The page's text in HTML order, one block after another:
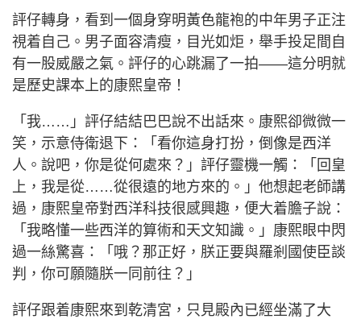
評仔轉身，看到一個身穿明黃色龍袍的中年男子正注
視着自己。男子面容清瘦，目光如炬，舉手投足間自
有一股威嚴之氣。評仔的心跳漏了一拍——這分明就
是歷史課本上的康熙皇帝！
「我……」評仔結結巴巴說不出話來。康熙卻微微一
笑，示意侍衛退下：「看你這身打扮，倒像是西洋
人。說吧，你是從何處來？」評仔靈機一觸：「回皇
上，我是從……從很遠的地方來的。」他想起老師講
過，康熙皇帝對西洋科技很感興趣，便大着膽子說：
「我略懂一些西洋的算術和天文知識。」康熙眼中閃
過一絲驚喜：「哦？那正好，朕正要與羅剎國使臣談
判，你可願隨朕一同前往？」
評仔跟着康熙來到乾清宮，只見殿內已經坐滿了大